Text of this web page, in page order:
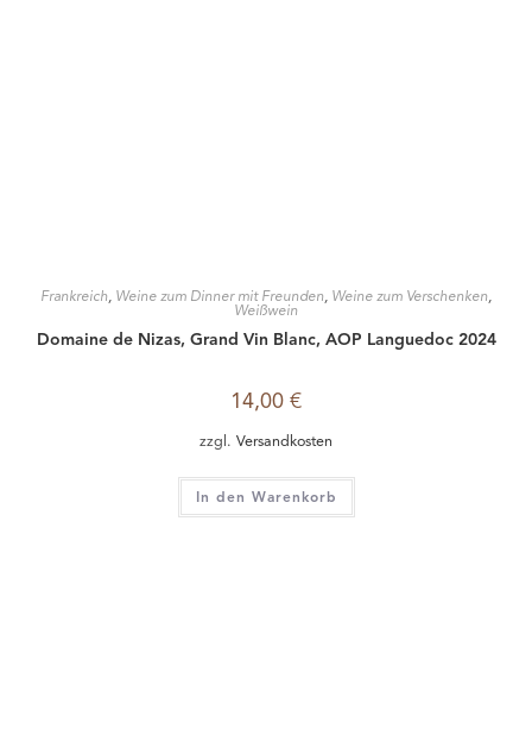
Frankreich, Weine zum Dinner mit Freunden, Weine zum Verschenken,
Weißwein
Domaine de Nizas, Grand Vin Blanc, AOP Languedoc 2024
14,00 €
zzgl. Versandkosten
In den Warenkorb